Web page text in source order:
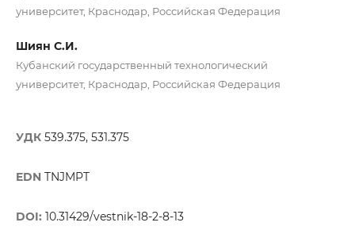
университет, Краснодар, Российская Федерация
Шиян С.И.
Кубанский государственный технологический
университет, Краснодар, Российская Федерация
УДК 539.375, 531.375
EDN TNJMPT
DOI: 10.31429/vestnik-18-2-8-13